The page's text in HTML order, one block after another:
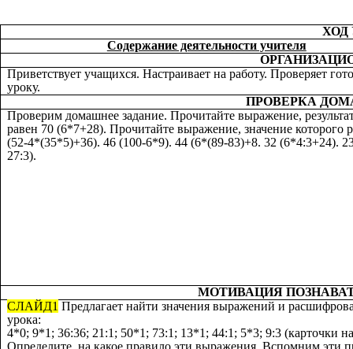
ХОД
Содержание деятельности учителя
Приветствует учащихся. Настраивает на работу. Проверяет
уроку.
ПРОВЕРКА
Проверим домашнее задание. Прочитайте выражение,
равен 70 (6*7+28). Прочитайте выражение, значение которого
(52-4*(35*5)+36). 46 (100-6*9). 44 (6*(89-83)+8. 32 (6*4:3+24).
27:3).
МОТИВАЦИЯ
СЛАЙД1 Предлагает найти значения выражений и
урока:
4*0; 9*1; 36:36; 21:1; 50*1; 73:1; 13*1; 44:1; 5*3; 9:3 (карточки
Определите, на какое правило эти выражения. Вспомним эти